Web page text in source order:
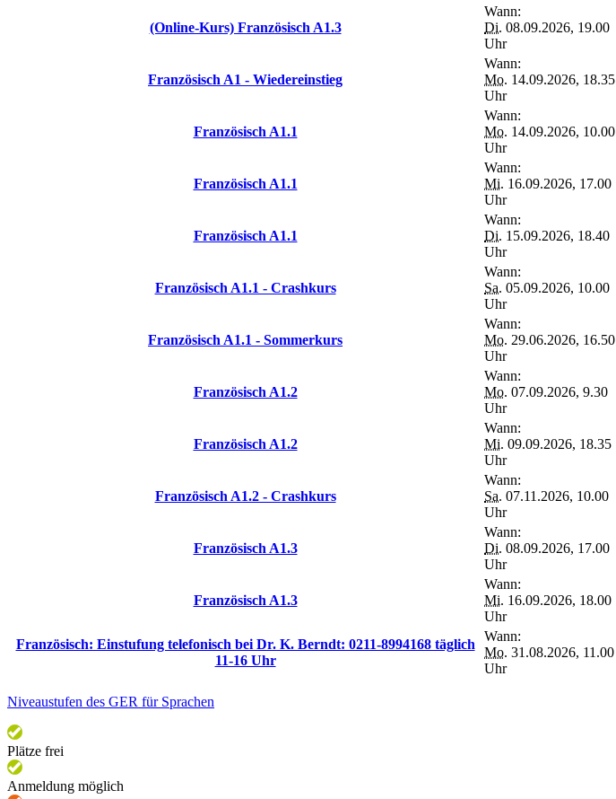
(Online-Kurs) Französisch A1.3
Wann:
Di. 08.09.2026, 19.00
Uhr
Französisch A1 - Wiedereinstieg
Wann:
Mo. 14.09.2026, 18.35
Uhr
Französisch A1.1
Wann:
Mo. 14.09.2026, 10.00
Uhr
Französisch A1.1
Wann:
Mi. 16.09.2026, 17.00
Uhr
Französisch A1.1
Wann:
Di. 15.09.2026, 18.40
Uhr
Französisch A1.1 - Crashkurs
Wann:
Sa. 05.09.2026, 10.00
Uhr
Französisch A1.1 - Sommerkurs
Wann:
Mo. 29.06.2026, 16.50
Uhr
Französisch A1.2
Wann:
Mo. 07.09.2026, 9.30
Uhr
Französisch A1.2
Wann:
Mi. 09.09.2026, 18.35
Uhr
Französisch A1.2 - Crashkurs
Wann:
Sa. 07.11.2026, 10.00
Uhr
Französisch A1.3
Wann:
Di. 08.09.2026, 17.00
Uhr
Französisch A1.3
Wann:
Mi. 16.09.2026, 18.00
Uhr
Französisch: Einstufung telefonisch bei Dr. K. Berndt: 0211-8994168 täglich
11-16 Uhr
Wann:
Mo. 31.08.2026, 11.00
Uhr
Niveaustufen des GER für Sprachen
Plätze frei
Anmeldung möglich